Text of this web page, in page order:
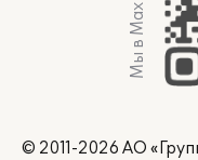
Мы в Max
© 2011-2026 АО